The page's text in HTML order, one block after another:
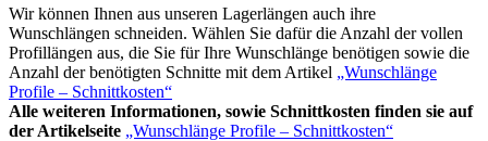
Wir können Ihnen aus unseren Lagerlängen auch ihre
Wunschlängen schneiden. Wählen Sie dafür die Anzahl der vollen
Profillängen aus, die Sie für Ihre Wunschlänge benötigen sowie die
Anzahl der benötigten Schnitte mit dem Artikel „Wunschlänge
Profile – Schnittkosten“
Alle weiteren Informationen, sowie Schnittkosten finden sie auf
der Artikelseite „Wunschlänge Profile – Schnittkosten“